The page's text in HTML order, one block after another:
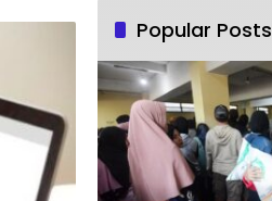
Popular Posts